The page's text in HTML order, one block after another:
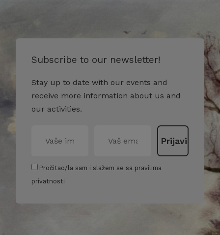
Subscribe to our newsletter!
Stay up to date with our events and
receive more information about us and
our activities.
Pročitao/la sam i slažem se sa pravilima
privatnosti